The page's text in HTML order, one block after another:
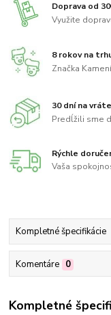
Doprava od
Využite
8 rokov na
Značka
30 dní na
Predĺžili sme
Rýchle
Vaša
Kompletné špecifikácie
Komentáre 0
Kompletné